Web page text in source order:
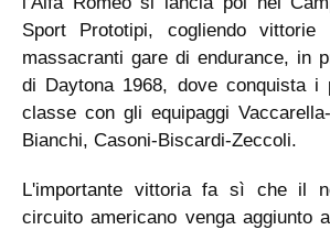
Sport Prototipi, cogliendo vittorie
massacranti gare di endurance, in
di Daytona 1968, dove conquista
classe con gli equipaggi
Bianchi, Casoni-Biscardi-Zeccoli.
L'importante vittoria fa sì che il
circuito americano venga aggiunto